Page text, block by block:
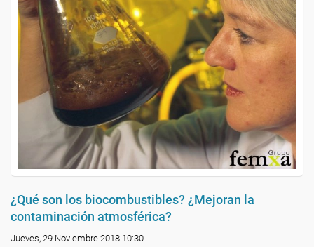
¿Qué son los biocombustibles? ¿Mejoran la
contaminación atmosférica?
Jueves, 29 Noviembre 2018 10:30